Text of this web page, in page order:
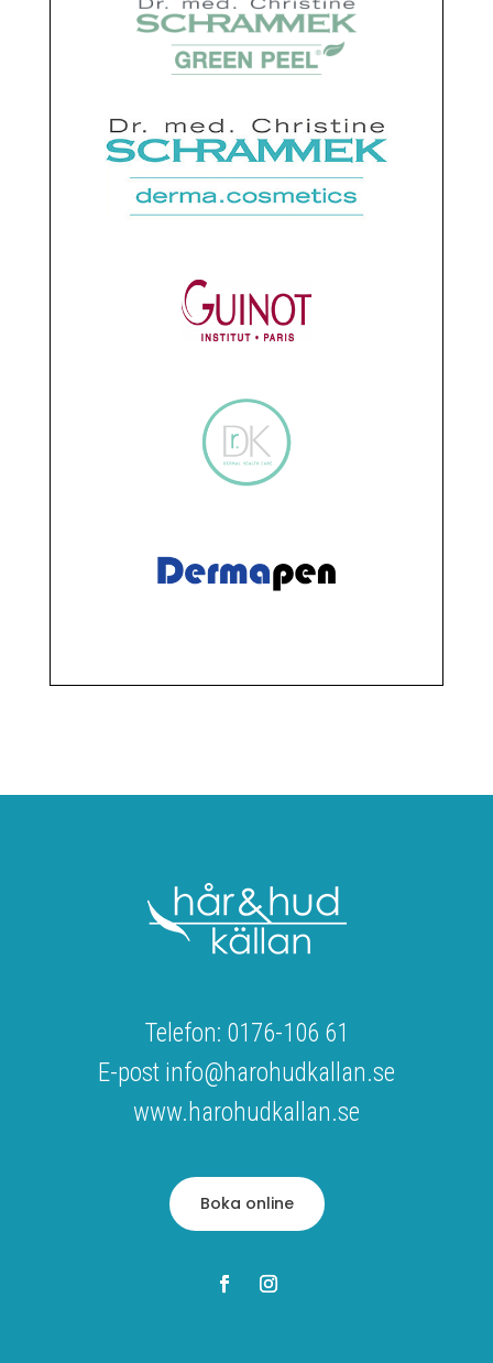
Telefon: 0176-106 61
E-post info@harohudkallan.se
www.harohudkallan.se
Boka online